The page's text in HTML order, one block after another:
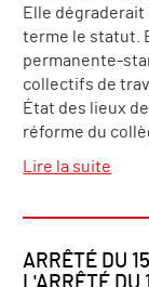
Elle dégraderait
terme le statut.
permanente-
collectifs de
État des lieux
réforme du
Lire la suite
ARRÊTÉ DU